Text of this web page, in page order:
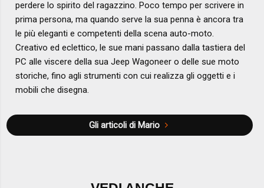
perdere lo spirito del ragazzino. Poco tempo per scrivere in
prima persona, ma quando serve la sua penna è ancora tra
le più eleganti e competenti della scena auto-moto.
Creativo ed eclettico, le sue mani passano dalla tastiera del
PC alle viscere della sua Jeep Wagoneer o delle sue moto
storiche, fino agli strumenti con cui realizza gli oggetti e i
mobili che disegna.
Gli articoli di Mario